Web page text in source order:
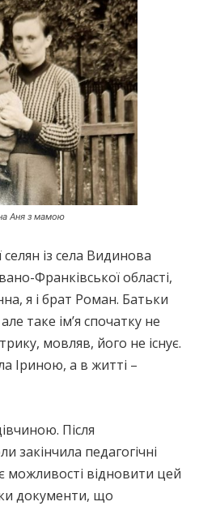
Аня з мамою
із села Видинова
Франківської області,
я і брат Роман. Батьки
таке ім’я спочатку не
мовляв, його не існує.
Іриною, а в житті –
Після
закінчила педагогічні
можливості відновити цей
документи, що